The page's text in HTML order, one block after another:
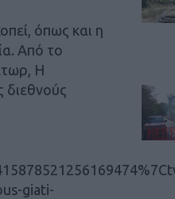
όπως και η
Από το
Η
διεθνούς
giati-